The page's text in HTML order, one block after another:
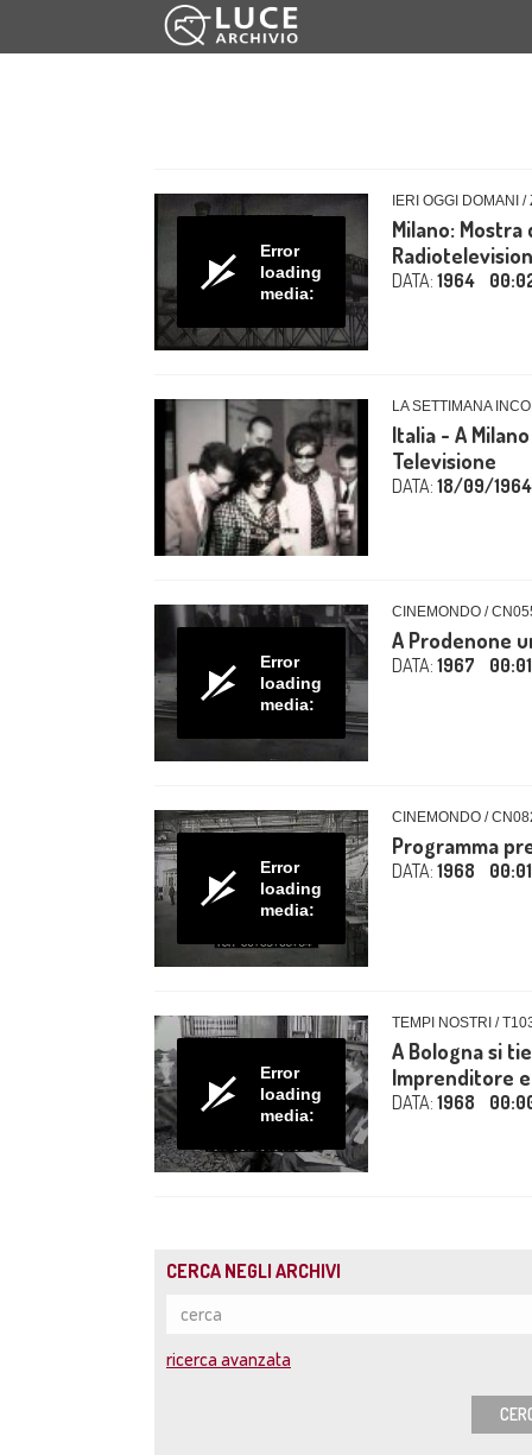
Error
loading
media:
IERI OGGI DOMANI
Milano:
DATA: 1964
LA SETTIMANA
Italia - A
Televisione
DATA: 18/09/1964
Error
loading
media:
CINEMONDO /
A Prodenone
DATA: 1967
Error
loading
media:
CINEMONDO /
Programma
DATA: 1968
Error
loading
media:
TEMPI NOSTRI /
A Bologna si
Imprenditore
DATA: 1968
CERCA NEGLI ARCHIVI
ricerca avanzata